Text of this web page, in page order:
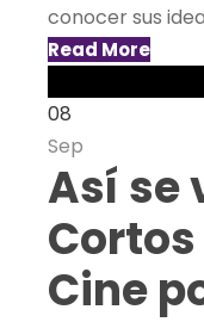
conocer sus
Read More
08
Sep
Así se
Cine